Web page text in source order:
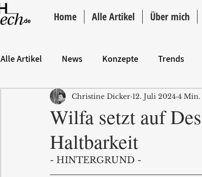
Home Alle Artikel Über mich
Alle Artikel News Konzepte Trends
Hintergrund ANZEIGE Intro
Wilfa setzt auf
Haltbarkeit
Christine Dicker 12. Juli 2024 4 Min.
- HINTERGRUND -